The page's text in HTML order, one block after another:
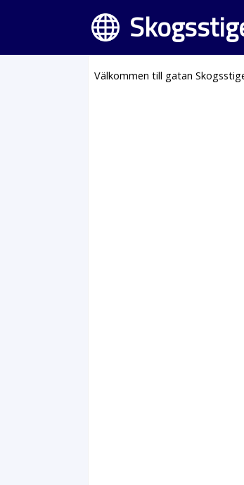
Välkommen till gatan